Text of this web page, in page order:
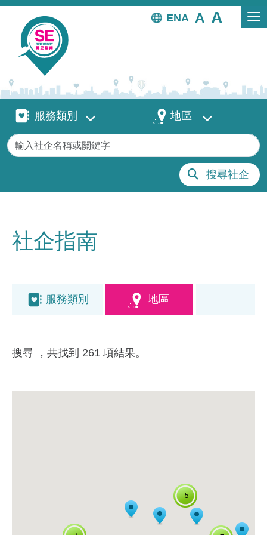
移至主內容
EN
服務類別服務類別 地區 地區
關鍵字
搜尋社企
社企指南
服務類別 地區
搜尋 ，共找到 261 項結果。
5